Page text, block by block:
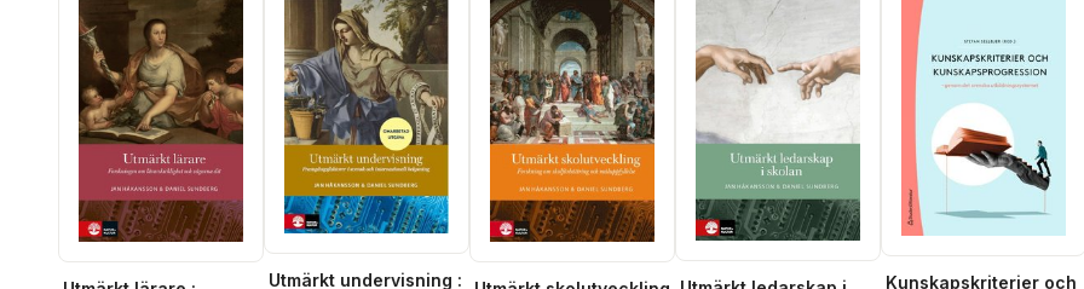
Utmärkt undervisning :
Kunskapskriterier och